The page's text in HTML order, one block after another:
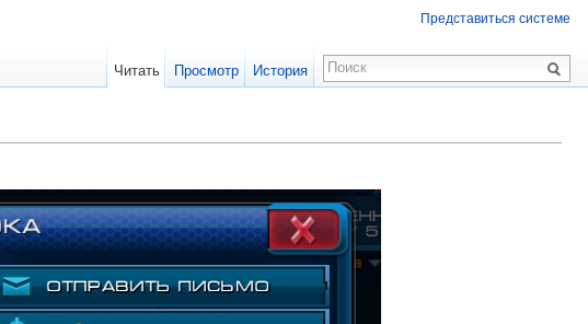
Представиться системе
Читать Просмотр История